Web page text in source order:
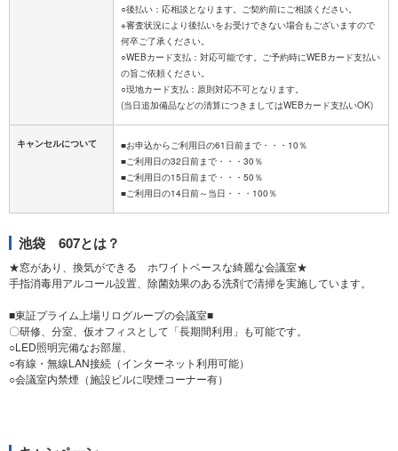
○後払い：応相談となります。ご契約前にご相談ください。
※審査状況により後払いをお受けできない場合もございますので
何卒ご了承ください。
○WEBカード支払：対応可能です。ご予約時にWEBカード支払い
の旨ご依頼ください。
○現地カード支払：原則対応不可となります。
キャンセルについて
■お申込からご利用日の61日前まで・・・10％
■ご利用日の32日前まで・・・30％
■ご利用日の15日前まで・・・50％
池袋 607とは？
★窓があり、換気ができる ホワイトベースな綺麗な会議室★
手指消毒用アルコール設置、除菌効果のある洗剤で清掃を実施しています。
■東証プライム上場リログループの会議室■
〇研修、分室、仮オフィスとして「長期間利用」も可能です。
○LED照明完備なお部屋、
○有線・無線LAN接続（インターネット利用可能）
○会議室内禁煙（施設ビルに喫煙コーナー有）